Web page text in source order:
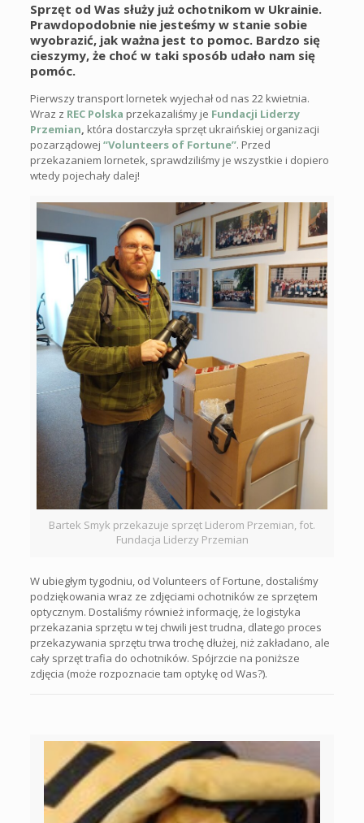
Sprzęt od Was służy już ochotnikom w Ukrainie.
Prawdopodobnie nie jesteśmy w stanie sobie
wyobrazić, jak ważna jest to pomoc. Bardzo się
cieszymy, że choć w taki sposób udało nam się
pomóc.
Pierwszy transport lornetek wyjechał od nas 22 kwietnia.
Wraz z REC Polska przekazaliśmy je Fundacji Liderzy
Przemian, która dostarczyła sprzęt ukraińskiej organizacji
pozarządowej “Volunteers of Fortune”. Przed
przekazaniem lornetek, sprawdziliśmy je wszystkie i dopiero
wtedy pojechały dalej!
Bartek Smyk przekazuje sprzęt Liderom Przemian, fot.
Fundacja Liderzy Przemian
W ubiegłym tygodniu, od Volunteers of Fortune, dostaliśmy
podziękowania wraz ze zdjęciami ochotników ze sprzętem
optycznym. Dostaliśmy również informację, że logistyka
przekazania sprzętu w tej chwili jest trudna, dlatego proces
przekazywania sprzętu trwa trochę dłużej, niż zakładano, ale
cały sprzęt trafia do ochotników. Spójrzcie na poniższe
zdjęcia (może rozpoznacie tam optykę od Was?).